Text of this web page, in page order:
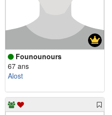
Founounours
67 ans
Alost